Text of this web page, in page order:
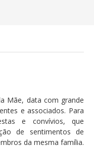
Mãe, data com grande
e associados. Para
e convívios, que
de sentimentos de
da mesma família.